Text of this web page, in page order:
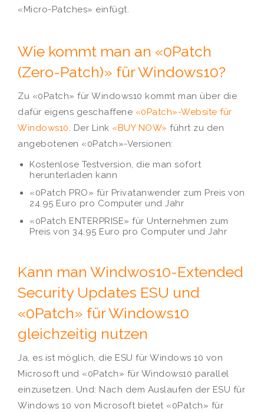
«Micro-Patches» einfügt.
Wie kommt man an «0Patch
(Zero-Patch)» für Windows10?
Zu «0Patch» für Windows10 kommt man über die
dafür eigens geschaffene «0Patch»-Website für
Windows10. Der Link «BUY NOW» führt zu den
angebotenen «0Patch»-Versionen:
Kostenlose Testversion, die man sofort
herunterladen kann
«0Patch PRO» für Privatanwender zum Preis von
24.95 Euro pro Computer und Jahr
«0Patch ENTERPRISE» für Unternehmen zum
Preis von 34.95 Euro pro Computer und Jahr
Kann man Windwos10-Extended
Security Updates ESU und
«0Patch» für Windows10
gleichzeitig nutzen
Ja, es ist möglich, die ESU für Windows 10 von
Microsoft und «0Patch» für Windows10 parallel
einzusetzen. Und: Nach dem Auslaufen der ESU für
Windows 10 von Microsoft bietet «0Patch» für